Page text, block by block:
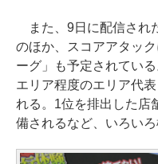
また、9日に配信され
のほか、スコアアタッ
ーグ」も予定されてい
エリア程度のエリア代
れる。1位を排出した店
備されるなど、いろい